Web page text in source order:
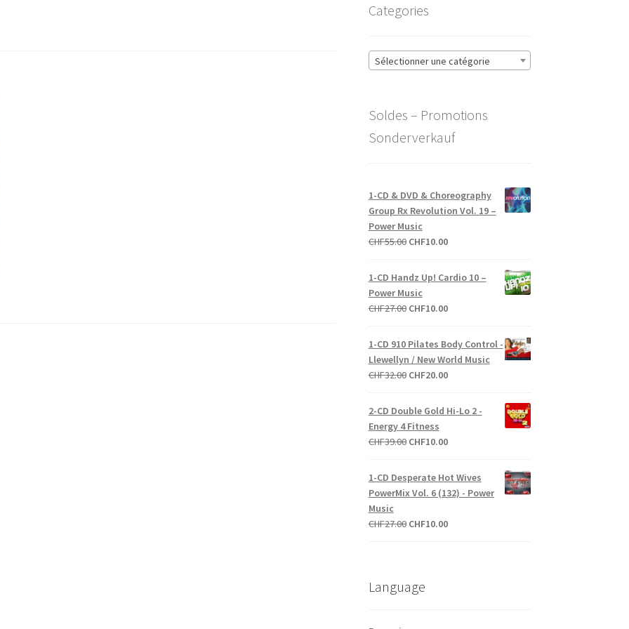
Categories
Sélectionner une catégorie
Soldes – Promotions
Sonderverkauf
1-CD & DVD & Choreography
Group Rx Revolution Vol. 19 –
Power Music
CHF55.00 Le
initial
était :
CHF55.00.
CHF10.00Le
actuel
CHF10.00.
1-CD Handz Up! Cardio 10 –
Power Music
CHF27.00 Le
initial
était :
CHF27.00.
CHF10.00Le
actuel
est :
CHF10.00.
1-CD 910 Pilates Body Control -
Llewellyn / New World Music
CHF32.00 Le
initial
était :
CHF32.00.
CHF20.00Le
actuel
CHF20.00.
2-CD Double Gold Hi-Lo 2 -
Energy 4 Fitness
CHF39.00 Le
initial
était :
CHF39.00.
CHF10.00Le
actuel
est :
CHF10.00.
1-CD Desperate Hot Wives
PowerMix Vol. 6 (132) - Power
Music
CHF27.00 Le
CHF27.00.
CHF10.00Le
Language